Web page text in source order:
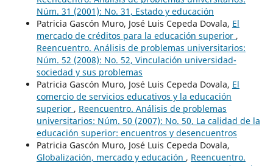
Núm. 31 (2001): No. 31, Estado y educación
Patricia Gascón Muro, José Luis Cepeda Dovala, El
mercado de créditos para la educación superior ,
Reencuentro. Análisis de problemas universitarios:
Núm. 52 (2008): No. 52, Vinculación universidad-
sociedad y sus problemas
Patricia Gascón Muro, José Luis Cepeda Dovala, El
comercio de servicios educativos y la educación
superior , Reencuentro. Análisis de problemas
universitarios: Núm. 50 (2007): No. 50, La calidad de la
educación superior: encuentros y desencuentros
Patricia Gascón Muro, José Luis Cepeda Dovala,
Globalización, mercado y educación , Reencuentro.